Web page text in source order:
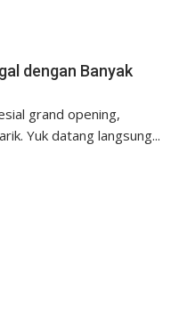
dengan Banyak
grand opening,
Yuk datang langsung...